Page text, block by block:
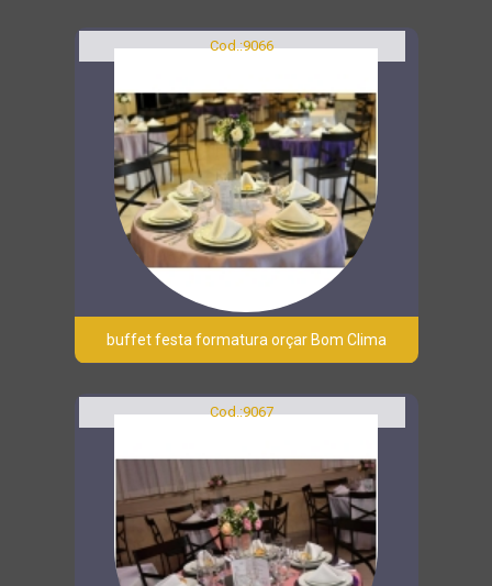
Cod.:9066
buffet festa formatura orçar Bom Clima
Cod.:9067